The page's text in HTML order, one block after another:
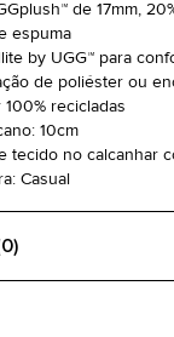
de 17mm,
espuma
by UGG™ para
de poliéster ou
recicladas
10cm
tecido no calcanhar
Casual